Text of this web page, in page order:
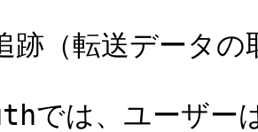
（転送データの
では、ユーザー